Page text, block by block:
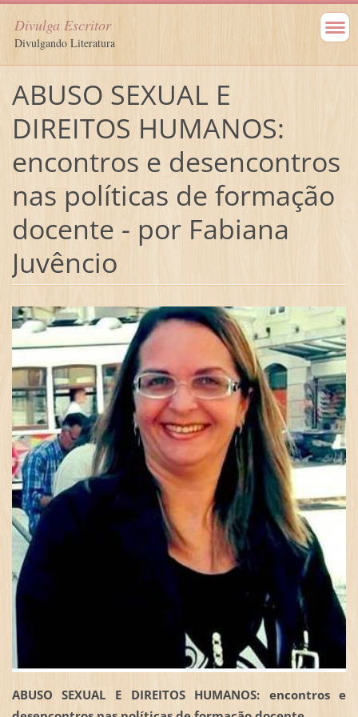
Divulga Escritor
Divulgando Literatura
ABUSO SEXUAL E
DIREITOS HUMANOS:
encontros e desencontros
nas políticas de formação
docente - por Fabiana
Juvêncio
ABUSO SEXUAL E DIREITOS HUMANOS: encontros e